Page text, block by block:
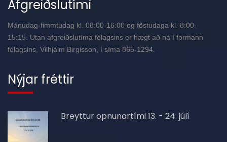
Afgreiðslutími
Mánudag-fimmtudag kl. 08:00-16:00 og föstudaga kl. 8:00-
15:15. Utan afgreiðslutíma félagsins er hægt að ná í formann
félagsins, Vilhjálm Birgisson, í síma 865-1294.
Nýjar fréttir
Breyttur opnunartími 13. - 24. júlí